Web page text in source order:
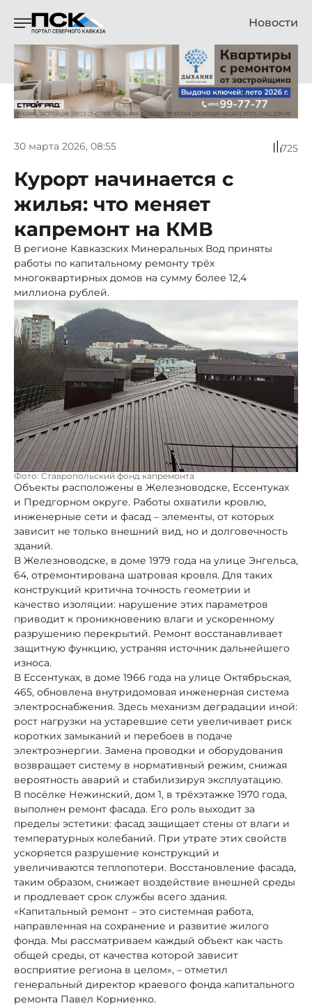
Новости
30 марта 2026, 08:55 725
Курорт начинается с
жилья: что меняет
капремонт на КМВ
В регионе Кавказских Минеральных Вод приняты
работы по капитальному ремонту трёх
многоквартирных домов на сумму более 12,4
миллиона рублей.
Фото: Ставропольский фонд капремонта
Объекты расположены в Железноводске, Ессентуках
и Предгорном округе. Работы охватили кровлю,
инженерные сети и фасад – элементы, от которых
зависит не только внешний вид, но и долговечность
зданий.
В Железноводске, в доме 1979 года на улице Энгельса,
64, отремонтирована шатровая кровля. Для таких
конструкций критична точность геометрии и
качество изоляции: нарушение этих параметров
приводит к проникновению влаги и ускоренному
разрушению перекрытий. Ремонт восстанавливает
защитную функцию, устраняя источник дальнейшего
износа.
В Ессентуках, в доме 1966 года на улице Октябрьская,
465, обновлена внутридомовая инженерная система
электроснабжения. Здесь механизм деградации иной:
рост нагрузки на устаревшие сети увеличивает риск
коротких замыканий и перебоев в подаче
электроэнергии. Замена проводки и оборудования
возвращает систему в нормативный режим, снижая
вероятность аварий и стабилизируя эксплуатацию.
В посёлке Нежинский, дом 1, в трёхэтажке 1970 года,
выполнен ремонт фасада. Его роль выходит за
пределы эстетики: фасад защищает стены от влаги и
температурных колебаний. При утрате этих свойств
ускоряется разрушение конструкций и
увеличиваются теплопотери. Восстановление фасада,
таким образом, снижает воздействие внешней среды
и продлевает срок службы всего здания.
«Капитальный ремонт – это системная работа,
направленная на сохранение и развитие жилого
фонда. Мы рассматриваем каждый объект как часть
общей среды, от качества которой зависит
восприятие региона в целом», – отметил
генеральный директор краевого фонда капитального
ремонта Павел Корниенко.